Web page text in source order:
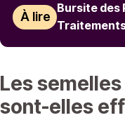
À lire
Bursite des
Les
sont-elles